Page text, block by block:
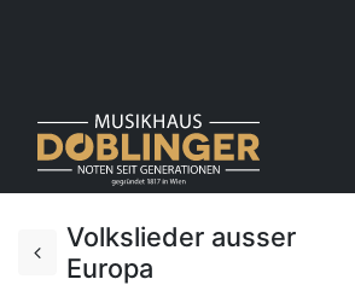
Volkslieder ausser
Europa